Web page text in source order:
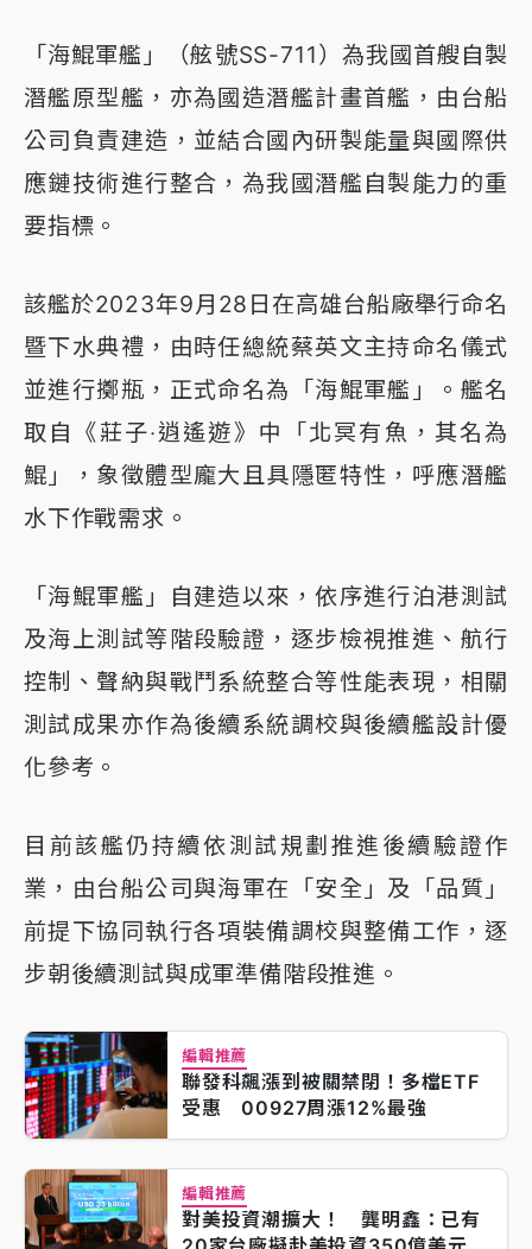
「海鯤軍艦」（舷號SS-711）為我國首艘自製
潛艦原型艦，亦為國造潛艦計畫首艦，由台船
公司負責建造，並結合國內研製能量與國際供
應鏈技術進行整合，為我國潛艦自製能力的重
要指標。
該艦於2023年9月28日在高雄台船廠舉行命名
暨下水典禮，由時任總統蔡英文主持命名儀式
並進行擲瓶，正式命名為「海鯤軍艦」。艦名
取自《莊子‧逍遙遊》中「北冥有魚，其名為
鯤」，象徵體型龐大且具隱匿特性，呼應潛艦
水下作戰需求。
「海鯤軍艦」自建造以來，依序進行泊港測試
及海上測試等階段驗證，逐步檢視推進、航行
控制、聲納與戰鬥系統整合等性能表現，相關
測試成果亦作為後續系統調校與後續艦設計優
化參考。
目前該艦仍持續依測試規劃推進後續驗證作
業，由台船公司與海軍在「安全」及「品質」
前提下協同執行各項裝備調校與整備工作，逐
步朝後續測試與成軍準備階段推進。
編輯推薦
聯發科飆漲到被關禁閉！多檔ETF
受惠 00927周漲12%最強
編輯推薦
對美投資潮擴大！ 龔明鑫：已有